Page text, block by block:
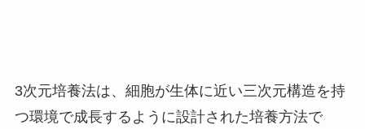
3次元培養法は、細胞が生体に近い三次元構造を持
つ環境で成長するように設計された培養方法で